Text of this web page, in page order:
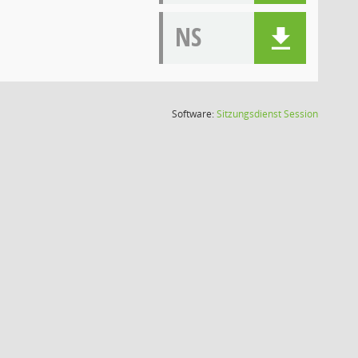
NS
Software:SitzungsdienstSession(Wird in